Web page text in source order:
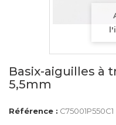
Basix-aiguilles à
5,5mm
Référence : C75001P550C1